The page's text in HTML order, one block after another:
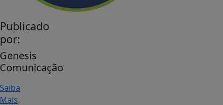
Publicado
por:
Genesis
Comunicação
Saiba
Mais